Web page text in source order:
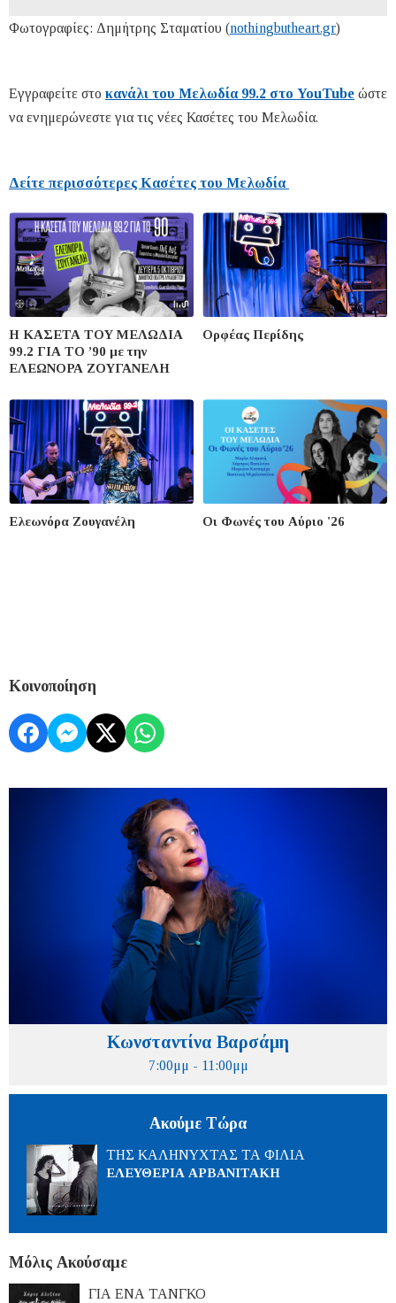
Φωτογραφίες: Δημήτρης Σταματίου (nothingbutheart.gr)
Εγγραφείτε στο κανάλι του Μελωδία 99.2 στο YouTube ώστε
να ενημερώνεστε για τις νέες Κασέτες του Μελωδία.
Δείτε περισσότερες Κασέτες του Μελωδία
Η ΚΑΣΕΤΑ ΤΟΥ ΜΕΛΩΔΙΑ
99.2 ΓΙΑ ΤΟ ’90 με την
ΕΛΕΩΝΟΡΑ ΖΟΥΓΑΝΕΛΗ
Ορφέας Περίδης
Ελεωνόρα Ζουγανέλη Οι Φωνές του Αύριο '26
Κοινοποίηση
Κωνσταντίνα Βαρσάμη
7:00μμ - 11:00μμ
Ακούμε Τώρα
ΤΗΣ ΚΑΛΗΝΥΧΤΑΣ ΤΑ ΦΙΛΙΑ
ΕΛΕΥΘΕΡΙΑ ΑΡΒΑΝΙΤΑΚΗ
Μόλις Ακούσαμε
ΓΙΑ ΕΝΑ ΤΑΝΓΚΟ